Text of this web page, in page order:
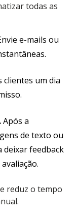
todas as
e-mails ou
um dia
Após a
de texto ou
deixar feedback
reduz o tempo